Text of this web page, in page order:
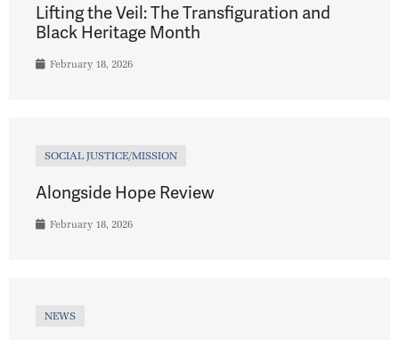
Lifting the Veil: The Transfiguration and
Black Heritage Month
February 18, 2026
SOCIAL JUSTICE/MISSION
Alongside Hope Review
February 18, 2026
NEWS